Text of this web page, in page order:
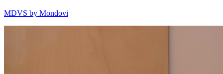
MDVS by Mondovi